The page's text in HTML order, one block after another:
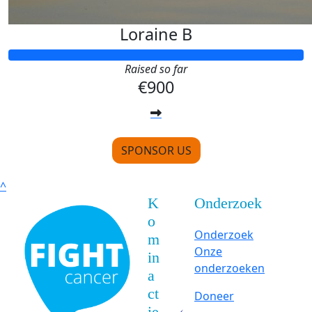
Loraine B
Raised so far
€900
SPONSOR US
^
K
o
m
in
a
ct
Onderzoek
Onderzoek
Onze
onderzoeken
Doneer